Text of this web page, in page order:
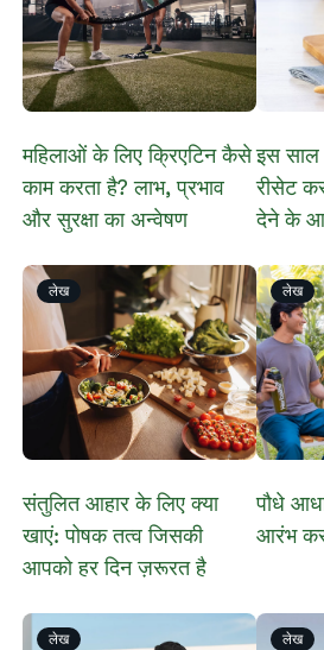
महिलाओं के लिए क्रिएटिन कैसे
काम करता है? लाभ, प्रभाव
और सुरक्षा का अन्वेषण
इस साल
रीसेट
देने के
लेख
संतुलित आहार के लिए क्या
खाएं: पोषक तत्व जिसकी
आपको हर दिन ज़रूरत है
लेख
​​पौधे
आरंभ
लेख लेख